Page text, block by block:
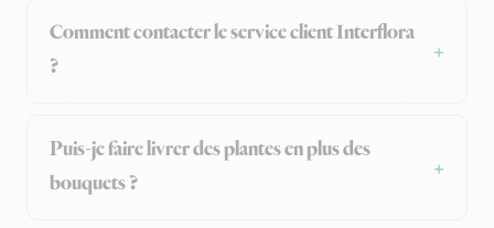
Comment contacter le service client Interflora
?
Puis-je faire livrer des plantes en plus des
bouquets ?